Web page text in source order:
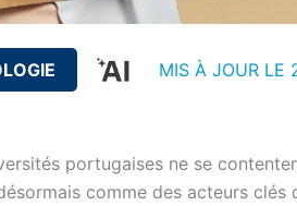
MIS À JOUR LE
portugaises ne se
comme des acteurs